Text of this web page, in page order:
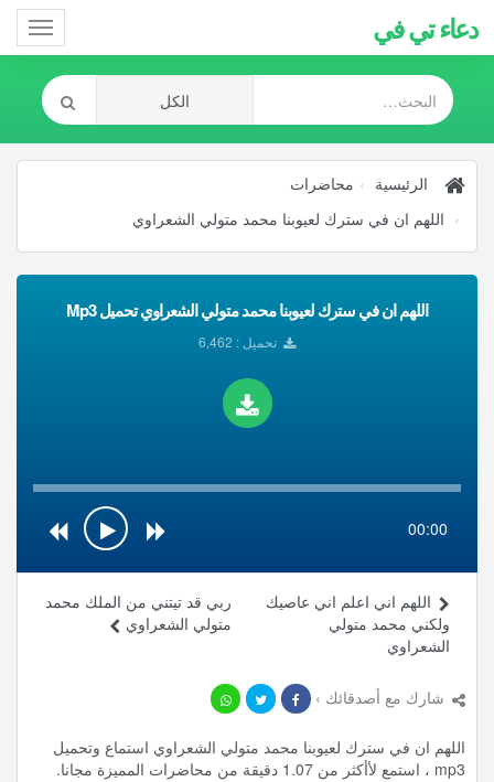
دعاء تي في
الرئيسية
محاضرات
اللهم ان في سترك لعيوبنا محمد متولي الشعراوي
اللهم ان في سترك لعيوبنا محمد متولي الشعراوي تحميل Mp3
تحميل : 6,462
00:00
ربي قد تيتني من الملك محمد
متولي الشعراوي
اللهم اني اعلم اني عاصيك
ولكني محمد متولي
الشعراوي
شارك مع أصدقائك ›
اللهم ان في سترك لعيوبنا محمد متولي الشعراوي استماع وتحميل
mp3 ، استمع لأأكثر من 1.07 دقيقة من محاضرات المميزة مجانا.